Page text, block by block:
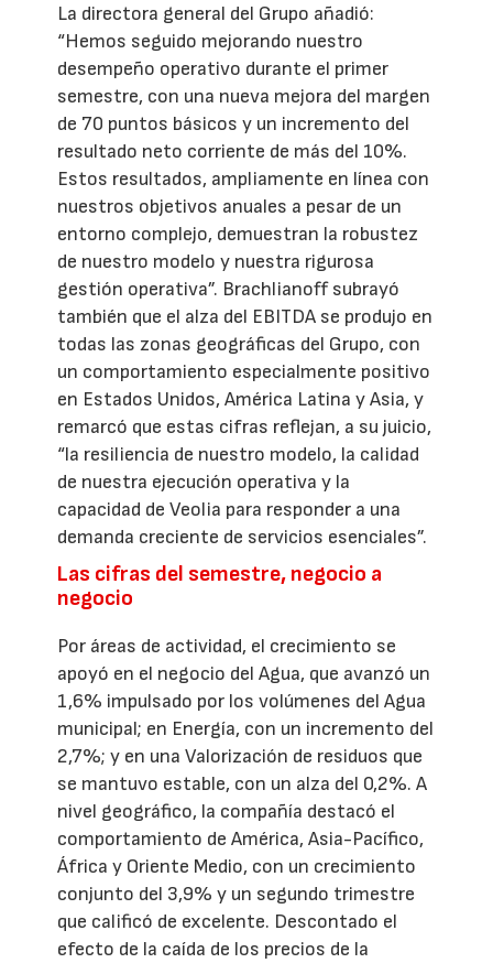
La directora general del Grupo añadió:
“Hemos seguido mejorando nuestro
desempeño operativo durante el primer
semestre, con una nueva mejora del margen
de 70 puntos básicos y un incremento del
resultado neto corriente de más del 10%.
Estos resultados, ampliamente en línea con
nuestros objetivos anuales a pesar de un
entorno complejo, demuestran la robustez
de nuestro modelo y nuestra rigurosa
gestión operativa”. Brachlianoff subrayó
también que el alza del EBITDA se produjo en
todas las zonas geográficas del Grupo, con
un comportamiento especialmente positivo
en Estados Unidos, América Latina y Asia, y
remarcó que estas cifras reflejan, a su juicio,
“la resiliencia de nuestro modelo, la calidad
de nuestra ejecución operativa y la
capacidad de Veolia para responder a una
demanda creciente de servicios esenciales”.
Las cifras del semestre, negocio a
negocio
Por áreas de actividad, el crecimiento se
apoyó en el negocio del Agua, que avanzó un
1,6% impulsado por los volúmenes del Agua
municipal; en Energía, con un incremento del
2,7%; y en una Valorización de residuos que
se mantuvo estable, con un alza del 0,2%. A
nivel geográfico, la compañía destacó el
comportamiento de América, Asia-Pacífico,
África y Oriente Medio, con un crecimiento
conjunto del 3,9% y un segundo trimestre
que calificó de excelente. Descontado el
efecto de la caída de los precios de la